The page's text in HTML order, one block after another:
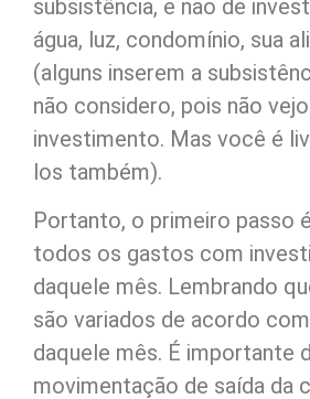
subsistência, e não de
água, luz, condomínio, sua
(alguns inserem a
não considero, pois não
investimento. Mas você é
los também).
Portanto, o primeiro passo
todos os gastos com
daquele mês. Lembrando
são variados de acordo
daquele mês. É importante
movimentação de saída da